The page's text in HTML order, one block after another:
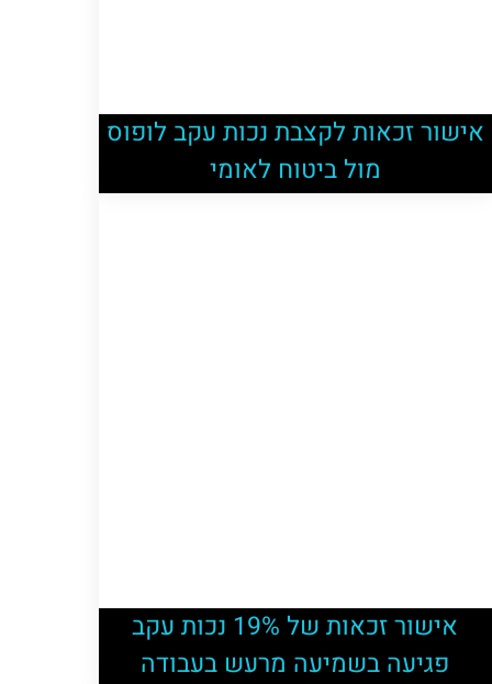
אישור זכאות לקצבת נכות עקב לופוס
מול ביטוח לאומי
אישור זכאות של 19% נכות עקב
פגיעה בשמיעה מרעש בעבודה